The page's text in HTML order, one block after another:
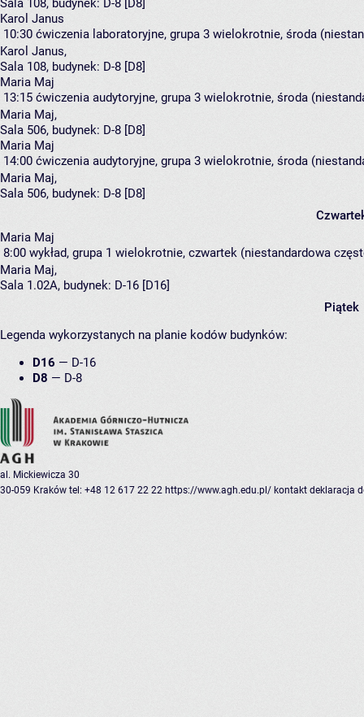
Sala 108, budynek: D-8 [D8]
Karol Janus
10:30 ćwiczenia laboratoryjne, grupa 3 wielokrotnie, środa
Karol Janus,
Sala 108, budynek: D-8 [D8]
Maria Maj
13:15 ćwiczenia audytoryjne, grupa 3 wielokrotnie, środa
Maria Maj,
Sala 506, budynek: D-8 [D8]
Maria Maj
14:00 ćwiczenia audytoryjne, grupa 3 wielokrotnie, środa
Maria Maj,
Sala 506, budynek: D-8 [D8]
Maria Maj
8:00 wykład, grupa 1 wielokrotnie, czwartek (niestandardowa
Maria Maj,
Sala 1.02A, budynek: D-16 [D16]
Piątek
Legenda wykorzystanych na planie kodów budynków:
D16 — D-16
D8 — D-8
al. Mickiewicza 30
30-059 Kraków tel: +48 12 617 22 22 https://www.agh.edu.pl/ kontakt deklaracja